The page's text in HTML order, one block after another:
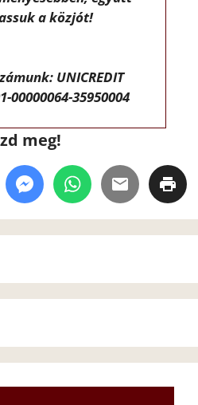
a közjót!
UNICREDIT
00000064-35950004
meg!